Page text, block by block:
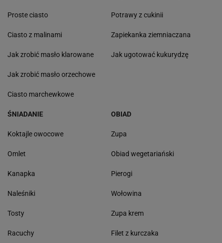
Proste ciasto
Ciasto z malinami
Jak zrobić masło klarowane
Jak zrobić masło orzechowe
Ciasto marchewkowe
Potrawy z cukinii
Zapiekanka ziemniaczana
Jak ugotować kukurydzę
ŚNIADANIE
Koktajle owocowe
Omlet
Kanapka
Naleśniki
Tosty
Racuchy
OBIAD
Zupa
Obiad wegetariański
Pierogi
Wołowina
Zupa krem
Filet z kurczaka